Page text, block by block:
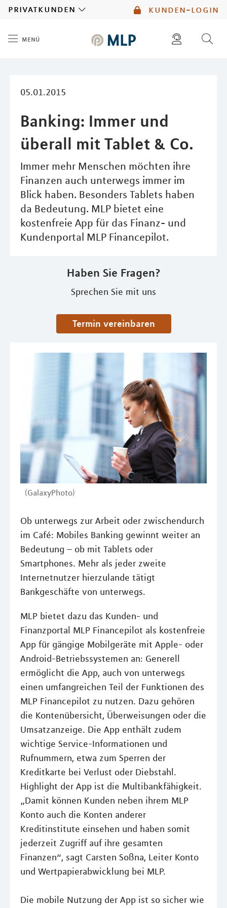
kunden-login
privatkunden
menü
05.01.2015
Banking: Immer und
überall mit Tablet & Co.
Immer mehr Menschen möchten ihre
Finanzen auch unterwegs immer im
Blick haben. Besonders Tablets haben
da Bedeutung. MLP bietet eine
kostenfreie App für das Finanz- und
Kundenportal MLP Financepilot.
Haben Sie Fragen?
Sprechen Sie mit uns
Termin vereinbaren
(GalaxyPhoto)
Ob unterwegs zur Arbeit oder zwischendurch
im Café: Mobiles Banking gewinnt weiter an
Bedeutung – ob mit Tablets oder
Smartphones. Mehr als jeder zweite
Internetnutzer hierzulande tätigt
Bankgeschäfte von unterwegs.
MLP bietet dazu das Kunden- und
Finanzportal MLP Financepilot als kostenfreie
App für gängige Mobilgeräte mit Apple- oder
Android-Betriebssystemen an: Generell
ermöglicht die App, auch von unterwegs
einen umfangreichen Teil der Funktionen des
MLP Financepilot zu nutzen. Dazu gehören
die Kontenübersicht, Überweisungen oder die
Umsatzanzeige. Die App enthält zudem
wichtige Service-Informationen und
Rufnummern, etwa zum Sperren der
Kreditkarte bei Verlust oder Diebstahl.
Highlight der App ist die Multibankfähigkeit.
„Damit können Kunden neben ihrem MLP
Konto auch die Konten anderer
Kreditinstitute einsehen und haben somit
jederzeit Zugriff auf ihre gesamten
Finanzen“, sagt Carsten Soßna, Leiter Konto
und Wertpapierabwicklung bei MLP.
Die mobile Nutzung der App ist so sicher wie